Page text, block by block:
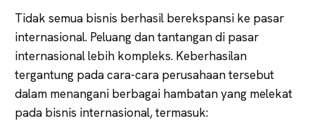
Tidak semua bisnis berhasil berekspansi ke pasar
internasional. Peluang dan tantangan di pasar
internasional lebih kompleks. Keberhasilan
tergantung pada cara-cara perusahaan tersebut
dalam menangani berbagai hambatan yang melekat
pada bisnis internasional, termasuk: